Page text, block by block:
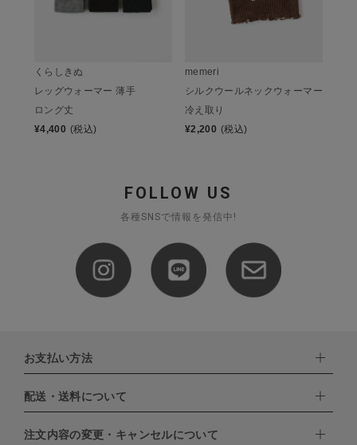
くらしきぬ
レッグウォーマー 薄手
ロング丈
¥4,400 (税込)
memeri
シルクウールネックウォーマー
冷え取り
¥2,200 (税込)
FOLLOW US
各種SNSで情報を発信中!
お支払い方法
下記お支払い方法よりお選びいただけます。
・クレジットカード（VISA,mastercard,JCB,AMERICAN
EXPRESS,Diners Club）
配送・送料について
配達業者：日本郵便
注文内容の変更・キャンセルについて